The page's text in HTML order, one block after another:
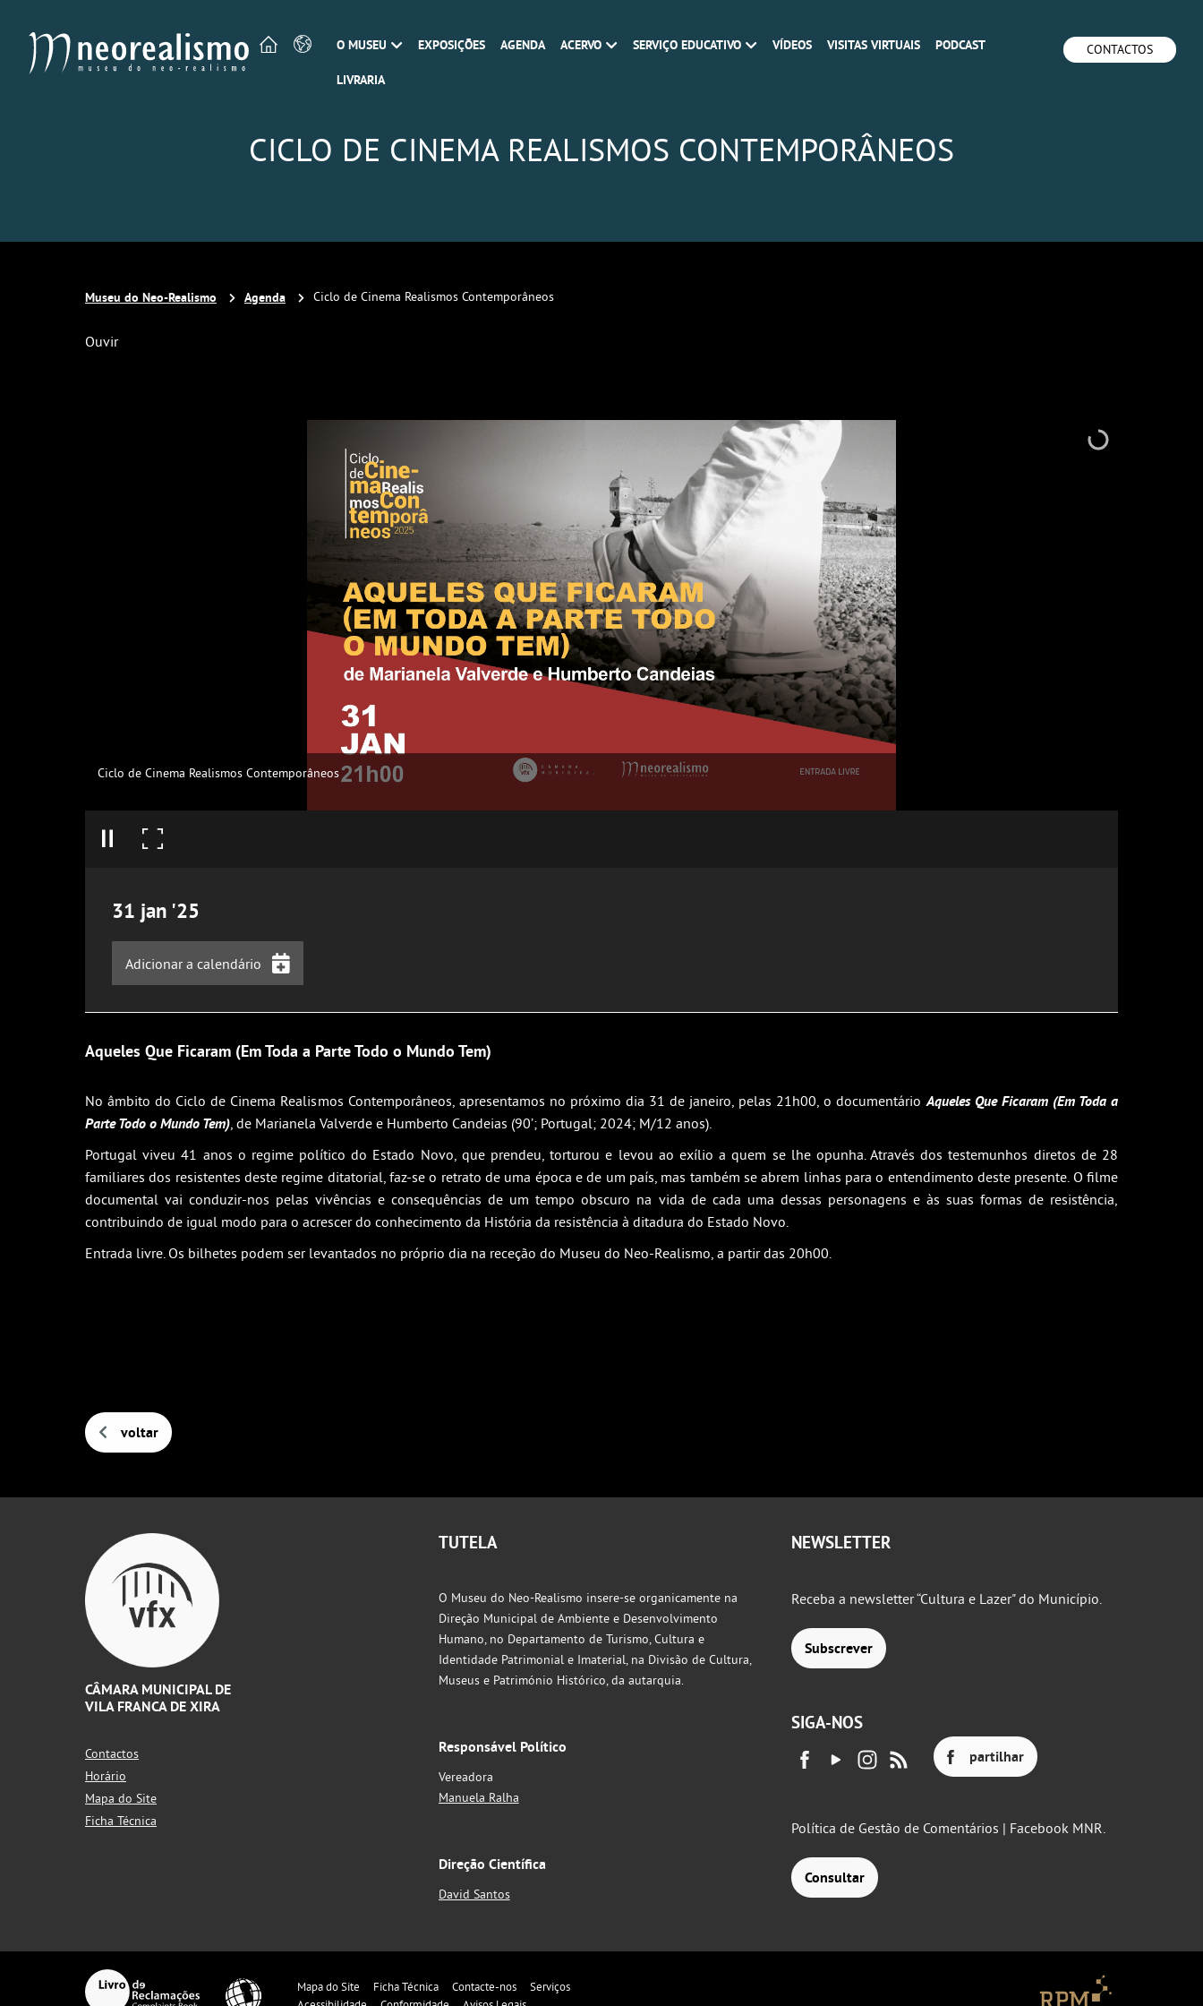
O MUSEU EXPOSIÇÕES AGENDA ACERVO SERVIÇO EDUCATIVO VÍDEOS VISITAS VIRTUAIS PODCAST
LIVRARIA
CONTACTOS
CICLO DE CINEMA REALISMOS CONTEMPORÂNEOS
Museu do Neo-Realismo Agenda Ciclo de Cinema Realismos Contemporâneos
Ouvir
Ciclo de Cinema Realismos Contemporâneos
31 jan '25
Adicionar a calendário
Outlook
Yahoo! Calendar
Aqueles Que Ficaram (Em Toda a Parte Todo o Mundo Tem)
No âmbito do Ciclo de Cinema Realismos Contemporâneos, apresentamos no próximo dia 31 de janeiro, pelas 21h00, o documentárioAqueles Que Ficaram (Em Toda a
Parte Todo o Mundo Tem), de Marianela Valverde e Humberto Candeias (90’; Portugal; 2024; M/12 anos).
Portugal viveu 41 anos o regime político do Estado Novo, que prendeu, torturou e levou ao exílio a quem se lhe opunha. Através dos testemunhos diretos de 28
familiares dos resistentes deste regime ditatorial, faz-se o retrato de uma época e de um país, mas também se abrem linhas para o entendimento deste presente. O filme
documental vai conduzir-nos pelas vivências e consequências de um tempo obscuro na vida de cada uma dessas personagens e às suas formas de resistência,
contribuindo de igual modo para o acrescer do conhecimento da História da resistência à ditadura do Estado Novo.
Entrada livre. Os bilhetes podem ser levantados no próprio dia na receção do Museu do Neo-Realismo, a partir das 20h00.
voltar
CÂMARA MUNICIPAL DE
VILA FRANCA DE XIRA
Contactos
Horário
Mapa do Site
Ficha Técnica
TUTELA
O Museu do Neo-Realismo insere-se organicamente na
Direção Municipal de Ambiente e Desenvolvimento
Humano, no Departamento de Turismo, Cultura e
Identidade Patrimonial e Imaterial, na Divisão de Cultura,
Museus e Património Histórico, da autarquia.
Responsável Político
Vereadora
Manuela Ralha
Direção Científica
David Santos
NEWSLETTER
Receba a newsletter “Cultura e Lazer" do Município.
Subscrever
SIGA-NOS
partilhar
Política de Gestão de Comentários | Facebook MNR.
Consultar
Mapa do Site Ficha Técnica Contacte-nos
Serviços